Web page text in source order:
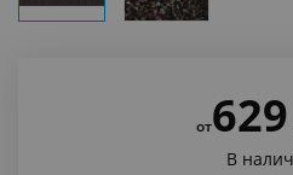
от629
В